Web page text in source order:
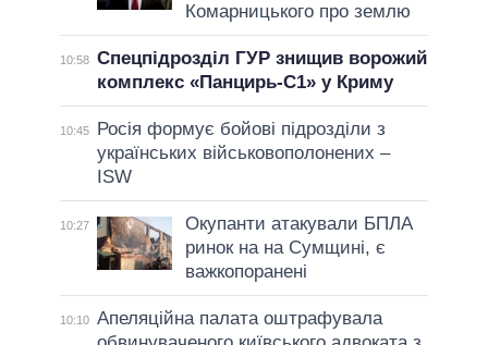
Комарницького про землю
10:58 Спецпідрозділ ГУР знищив ворожий
комплекс «Панцирь-С1» у Криму
10:45
Росія формує бойові підрозділи з
українських військовополонених –
ISW
10:27
Окупанти атакували БПЛА
ринок на на Сумщині, є
важкопоранені
10:10 Апеляційна палата оштрафувала